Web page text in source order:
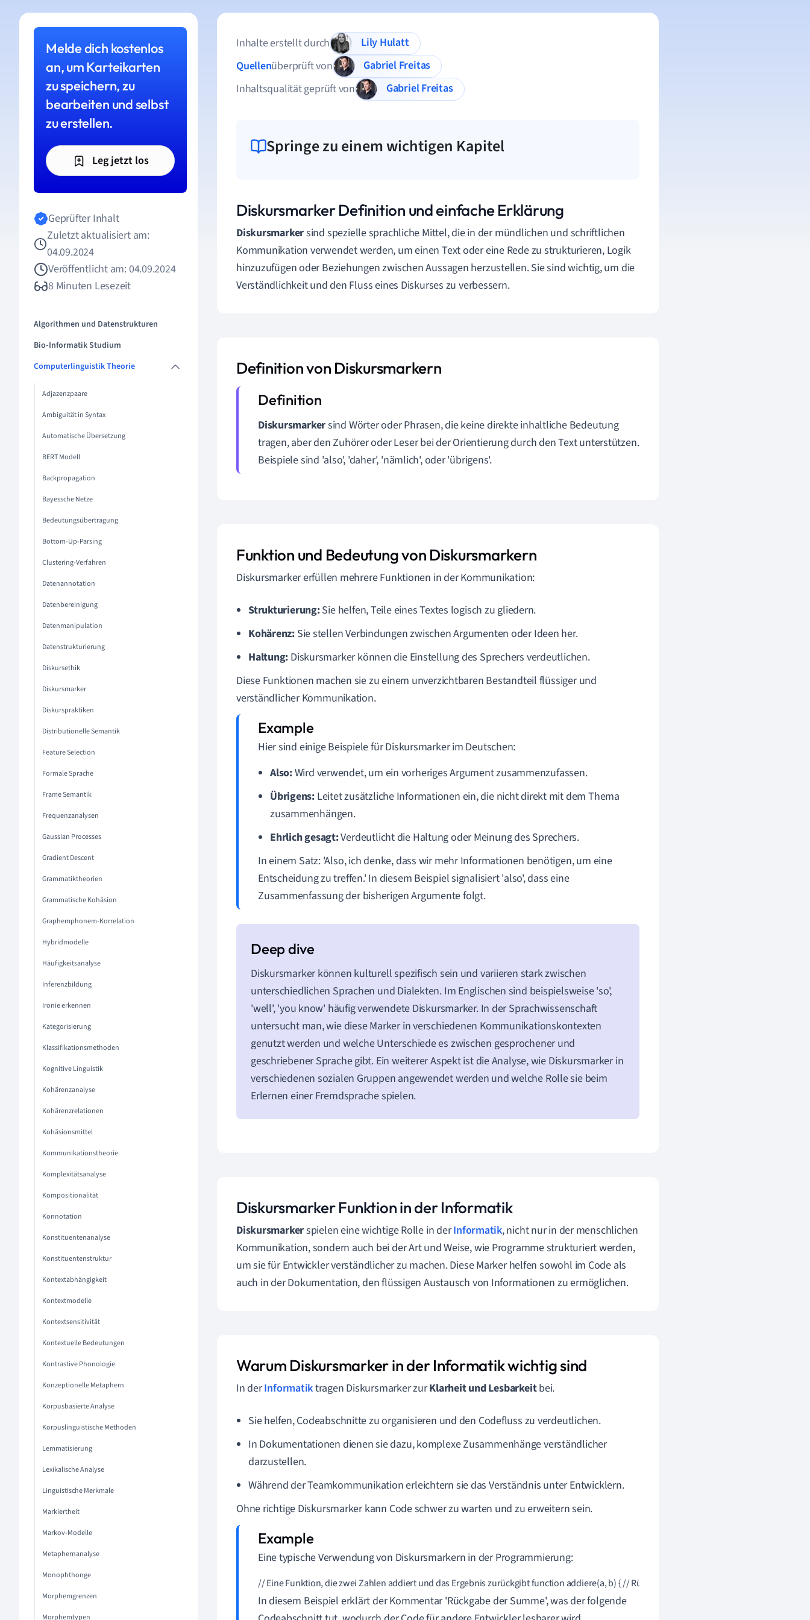
Melde dich kostenlos
an, um Karteikarten
zu speichern, zu
bearbeiten und selbst
zu erstellen.
Leg jetzt los
Geprüfter Inhalt
Zuletzt aktualisiert am:
04.09.2024
Veröffentlicht am: 04.09.2024
8 Minuten Lesezeit
Algorithmen und Datenstrukturen
Bio-Informatik Studium
Computerlinguistik Theorie
Adjazenzpaare
Ambiguität in Syntax
Automatische Übersetzung
BERT Modell
Backpropagation
Bayessche Netze
Bedeutungsübertragung
Bottom-Up-Parsing
Clustering-Verfahren
Datenannotation
Datenbereinigung
Datenmanipulation
Datenstrukturierung
Diskursethik
Diskursmarker
Diskurspraktiken
Distributionelle Semantik
Feature Selection
Formale Sprache
Frame Semantik
Frequenzanalysen
Gaussian Processes
Gradient Descent
Grammatiktheorien
Grammatische Kohäsion
Graphemphonem-Korrelation
Hybridmodelle
Häufigkeitsanalyse
Inferenzbildung
Ironie erkennen
Kategorisierung
Klassifikationsmethoden
Kognitive Linguistik
Kohärenzanalyse
Kohärenzrelationen
Kohäsionsmittel
Kommunikationstheorie
Komplexitätsanalyse
Kompositionalität
Konnotation
Konstituentenanalyse
Konstituentenstruktur
Kontextabhängigkeit
Kontextmodelle
Kontextsensitivität
Kontextuelle Bedeutungen
Kontrastive Phonologie
Konzeptionelle Metaphern
Korpusbasierte Analyse
Korpuslinguistische Methoden
Lemmatisierung
Lexikalische Analyse
Linguistische Merkmale
Markiertheit
Markov-Modelle
Metaphernanalyse
Monophthonge
Morphemgrenzen
Morphemtypen
Inhalte erstellt durch
Lily Hulatt
Quellenüberprüft von
Gabriel Freitas
Inhaltsqualität geprüft von
Gabriel Freitas
Springe zu einem wichtigen Kapitel
Diskursmarker Definition und einfache Erklärung
Diskursmarkersind spezielle sprachliche Mittel, die in der mündlichen und schriftlichen
Kommunikation verwendet werden, um einen Text oder eine Rede zu strukturieren, Logik
hinzuzufügen oder Beziehungen zwischen Aussagen herzustellen. Sie sind wichtig, um die
Verständlichkeit und den Fluss eines Diskurses zu verbessern.
Definition von Diskursmarkern
Diskursmarkersind Wörter oder Phrasen, die keine direkte inhaltliche Bedeutung
tragen, aber den Zuhörer oder Leser bei der Orientierung durch den Text unterstützen.
Beispiele sind 'also', 'daher', 'nämlich', oder 'übrigens'.
Funktion und Bedeutung von Diskursmarkern
Diskursmarker erfüllen mehrere Funktionen in der Kommunikation:
Strukturierung:Sie helfen, Teile eines Textes logisch zu gliedern.
Kohärenz: Sie stellen Verbindungen zwischen Argumenten oder Ideen her.
Haltung: Diskursmarker können die Einstellung des Sprechers verdeutlichen.
Diese Funktionen machen sie zu einem unverzichtbaren Bestandteil flüssiger und
verständlicher Kommunikation.
Hier sind einige Beispiele für Diskursmarker im Deutschen:
Also:Wird verwendet, um ein vorheriges Argument zusammenzufassen.
Übrigens: Leitet zusätzliche Informationen ein, die nicht direkt mit dem Thema
zusammenhängen.
Ehrlich gesagt:Verdeutlicht die Haltung oder Meinung des Sprechers.
In einem Satz: 'Also, ich denke, dass wir mehr Informationen benötigen, um eine
Entscheidung zu treffen.' In diesem Beispiel signalisiert 'also', dass eine
Zusammenfassung der bisherigen Argumente folgt.
Diskursmarker können kulturell spezifisch sein und variieren stark zwischen
unterschiedlichen Sprachen und Dialekten. Im Englischen sind beispielsweise 'so',
'well', 'you know' häufig verwendete Diskursmarker. In der Sprachwissenschaft
untersucht man, wie diese Marker in verschiedenen Kommunikationskontexten
genutzt werden und welche Unterschiede es zwischen gesprochener und
geschriebener Sprache gibt. Ein weiterer Aspekt ist die Analyse, wie Diskursmarker in
verschiedenen sozialen Gruppen angewendet werden und welche Rolle sie beim
Erlernen einer Fremdsprache spielen.
Diskursmarker Funktion in der Informatik
Diskursmarkerspielen eine wichtige Rolle in derInformatik, nicht nur in der menschlichen
Kommunikation, sondern auch bei der Art und Weise, wie Programme strukturiert werden,
um sie für Entwickler verständlicher zu machen. Diese Marker helfen sowohl im Code als
auch in der Dokumentation, den flüssigen Austausch von Informationen zu ermöglichen.
Warum Diskursmarker in der Informatik wichtig sind
In derInformatiktragen Diskursmarker zurKlarheit und Lesbarkeitbei.
Sie helfen, Codeabschnitte zu organisieren und den Codefluss zu verdeutlichen.
In Dokumentationen dienen sie dazu, komplexe Zusammenhänge verständlicher
darzustellen.
Während der Teamkommunikation erleichtern sie das Verständnis unter Entwicklern.
Ohne richtige Diskursmarker kann Code schwer zu warten und zu erweitern sein.
Eine typische Verwendung von Diskursmarkern in der Programmierung:
// Eine Funktion, die zwei Zahlen addiert und das Ergebnis zurückgibt function addiere(a, b) { // Rückgabe der Summe return a + b; }
In diesem Beispiel erklärt der Kommentar 'Rückgabe der Summe', was der folgende